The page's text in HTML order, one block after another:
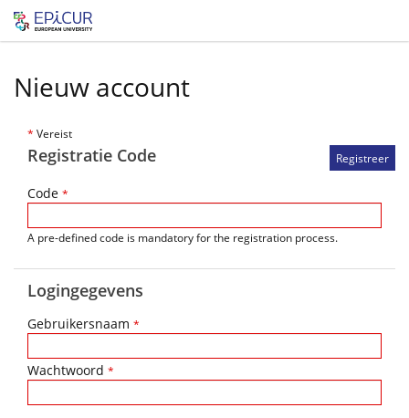
Nieuw account
* Vereist
Registratie Code
Code *
A pre-defined code is mandatory for the registration process.
Logingegevens
Gebruikersnaam *
Wachtwoord *